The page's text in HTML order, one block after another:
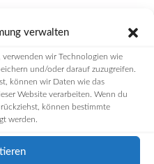
verwalten
wir Technologien wie
und/oder darauf zuzugreifen.
können wir Daten wie das
Website verarbeiten. Wenn du
können bestimmte
werden.